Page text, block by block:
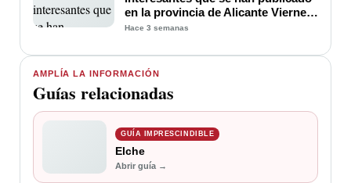
AMPLÍA LA INFORMACIÓN
Guías relacionadas
GUÍA IMPRESCINDIBLE
Elche
Abrir guía →
en la provincia de Alicante Viernes
17 de Julio 2026
Hace 3 semanas